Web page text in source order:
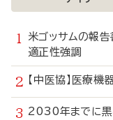
米ゴッサムの報
適正性強調
【中医協】医療
2030年までに